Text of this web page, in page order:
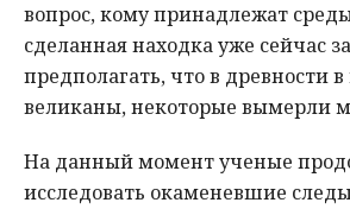
вопрос, кому принадлежат
сделанная находка уже сейчас
предполагать, что в древности
великаны, некоторые вымерли
На данный момент ученые
исследовать окаменевшие